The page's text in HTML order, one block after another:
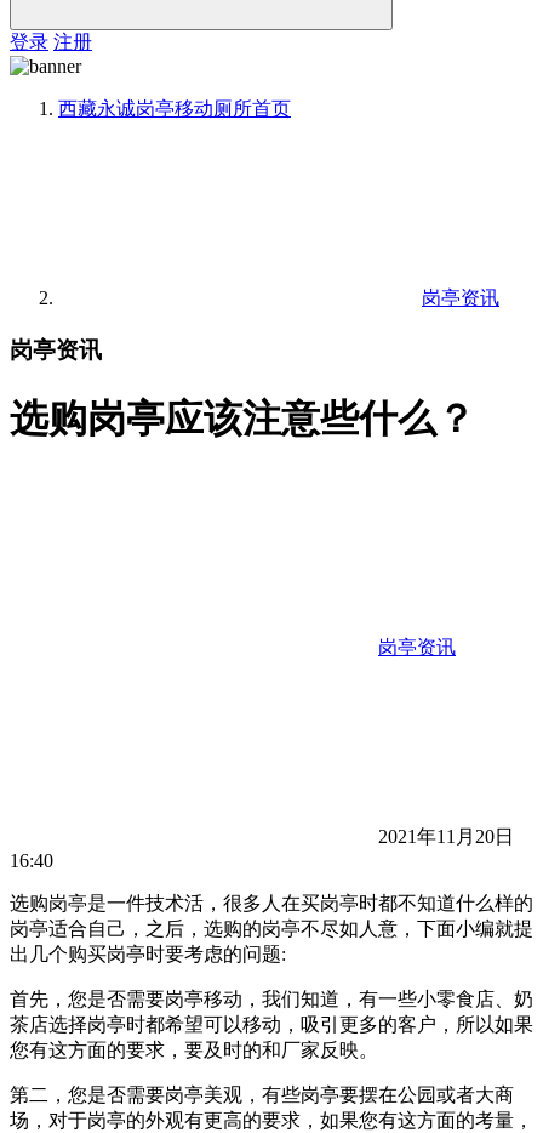
登录 注册
西藏永诚岗亭移动厕所首页
岗亭资讯
岗亭资讯
选购岗亭应该注意些什么？
岗亭资讯
2021年11月20日
16:40
选购岗亭是一件技术活，很多人在买岗亭时都不知道什么样的
岗亭适合自己，之后，选购的岗亭不尽如人意，下面小编就提
出几个购买岗亭时要考虑的问题:
首先，您是否需要岗亭移动，我们知道，有一些小零食店、奶
茶店选择岗亭时都希望可以移动，吸引更多的客户，所以如果
您有这方面的要求，要及时的和厂家反映。
第二，您是否需要岗亭美观，有些岗亭要摆在公园或者大商
场，对于岗亭的外观有更高的要求，如果您有这方面的考量，